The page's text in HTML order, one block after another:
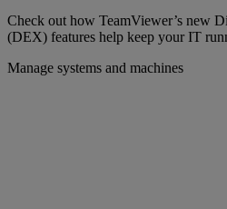
Check out how TeamViewer’s new
(DEX) features help keep your IT
Manage systems and machines